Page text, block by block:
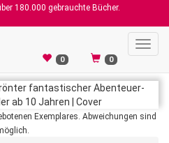
180.000 gebrauchte Bücher.
0 0
Exemplares. Abweichungen sind